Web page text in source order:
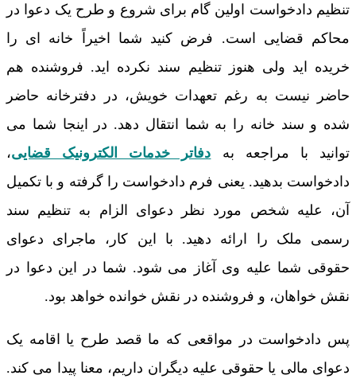
تنظیم دادخواست اولین گام برای شروع و طرح یک دعوا در
محاکم قضایی است. فرض کنید شما اخیراً خانه ای را
خریده اید ولی هنوز تنظیم سند نکرده اید. فروشنده هم
حاضر نیست به رغم تعهدات خویش، در دفترخانه حاضر
شده و سند خانه را به شما انتقال دهد. در اینجا شما می
توانید با مراجعه به دفاتر خدمات الکترونیک قضایی،
دادخواست بدهید. یعنی فرم دادخواست را گرفته و با تکمیل
آن، علیه شخص مورد نظر دعوای الزام به تنظیم سند
رسمی ملک را ارائه دهید. با این کار، ماجرای دعوای
حقوقی شما علیه وی آغاز می شود. شما در این دعوا در
نقش خواهان، و فروشنده در نقش خوانده خواهد بود.
پس دادخواست در مواقعی که ما قصد طرح یا اقامه یک
دعوای مالی یا حقوقی علیه دیگران داریم، معنا پیدا می کند.